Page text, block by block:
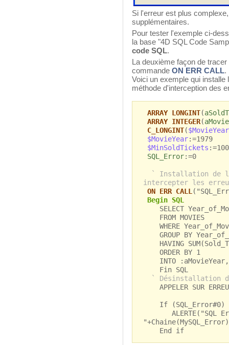
Si l'erreur est plus
supplémentaires.
Pour tester l'exemple ci-
la base "4D SQL Code
code SQL.
La deuxième façon de
commande ON ERR CALL.
Voici un exemple qui
méthode d'interception des
ARRAY LONGINT(
ARRAY INTEGER(
C_LONGINT($MovieYear
$MovieYear:=1979
$MinSoldTickets
SQL_Error:=0
` Installation de la
intercepter les
ON ERR CALL
Begin SQL
SELECT
FROM MOVIES
WHERE
GROUP BY
HAVING
ORDER BY 1
INTO
Fin SQL
` Désinstallation
APPELER SUR
If (SQL_Error#0)
ALERTE("SQL
End if